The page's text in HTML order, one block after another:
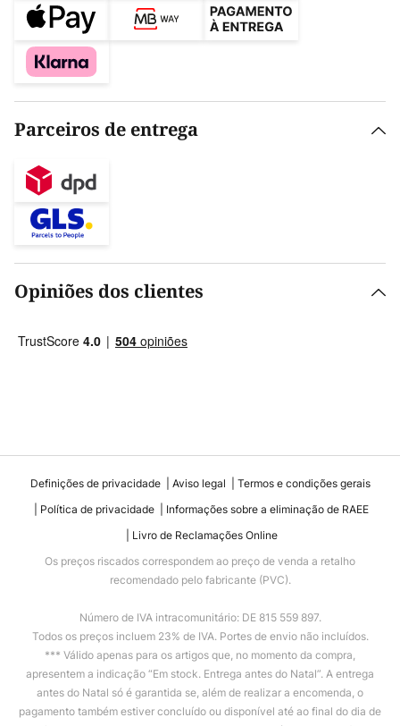
Parceiros de entrega
Opiniões dos clientes
Definições de privacidade Aviso legal
Termos e condições gerais
Política de privacidade
Informações sobre a eliminação de RAEE
Livro de Reclamações Online
Os preços riscados correspondem ao preço de venda a retalho
recomendado pelo fabricante (PVC).
Número de IVA intracomunitário: DE 815 559 897.
Todos os preços incluem 23% de IVA. Portes de envio não incluídos.
*** Válido apenas para os artigos que, no momento da compra,
apresentem a indicação “Em stock. Entrega antes do Natal”. A entrega
antes do Natal só é garantida se, além de realizar a encomenda, o
pagamento também estiver concluído ou disponível até ao final do dia de